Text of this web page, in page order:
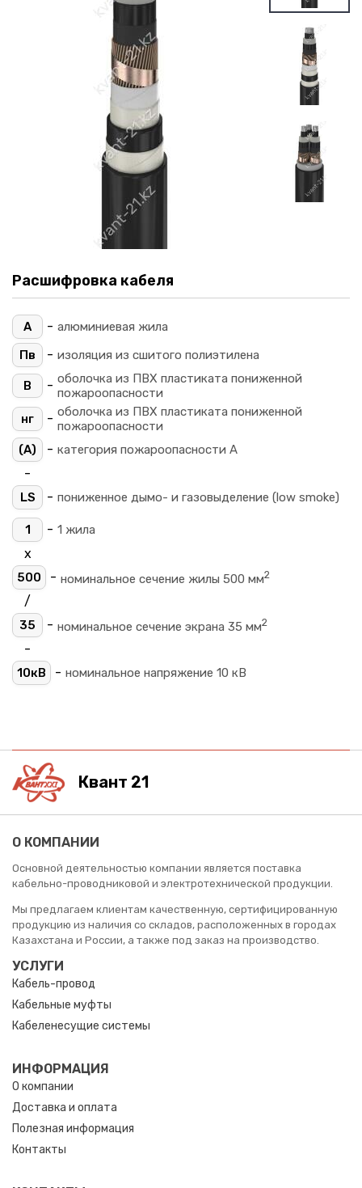
Расшифровка кабеля
А - алюминиевая жила
Пв
- изоляция из сшитого полиэтилена
В - оболочка из ПВХ пластиката пониженной
пожароопасности
нг
- оболочка из ПВХ пластиката пониженной
пожароопасности
(A)
- категория пожароопасности A
-
LS - пониженное дымо- и газовыделение (low smoke)
1 - 1 жила
х
500 - номинальное сечение жилы 500 мм2
/
35 - номинальное сечение экрана 35 мм2
-
10кВ - номинальное напряжение 10 кВ
Квант 21
О КОМПАНИИ
Основной деятельностью компании является поставка
кабельно-проводниковой и электротехнической продукции.
Мы предлагаем клиентам качественную, сертифицированную
продукцию из наличия со складов, расположенных в городах
Казахстана и России, а также под заказ на производство.
УСЛУГИ
Кабель-провод
Кабельные муфты
Кабеленесущие системы
ИНФОРМАЦИЯ
О компании
Доставка и оплата
Полезная информация
Контакты